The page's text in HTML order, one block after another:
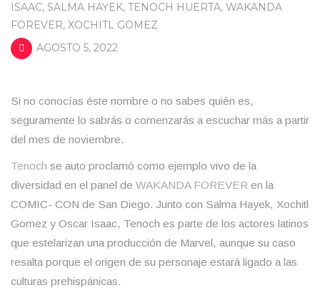
ISAAC, SALMA HAYEK, TENOCH HUERTA, WAKANDA
FOREVER, XOCHITL GOMEZ
AGOSTO 5, 2022
Si no conocías éste nombre o no sabes quién es,
seguramente lo sabrás o comenzarás a escuchar más a partir
del mes de noviembre.
Tenoch se auto proclamó como ejemplo vivo de la
diversidad en el panel de WAKANDA FOREVER en la
COMIC- CON de San Diego. Junto con Salma Hayek, Xochitl
Gomez y Oscar Isaac, Tenoch es parte de los actores latinos
que estelarizan una producción de Marvel, aunque su caso
resalta porque el origen de su personaje estará ligado a las
culturas prehispánicas.